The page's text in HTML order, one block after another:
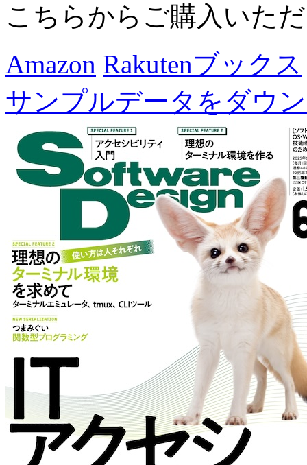
こちらからご購入いた
Amazon Rakutenブックス
サンプルデータをダウ